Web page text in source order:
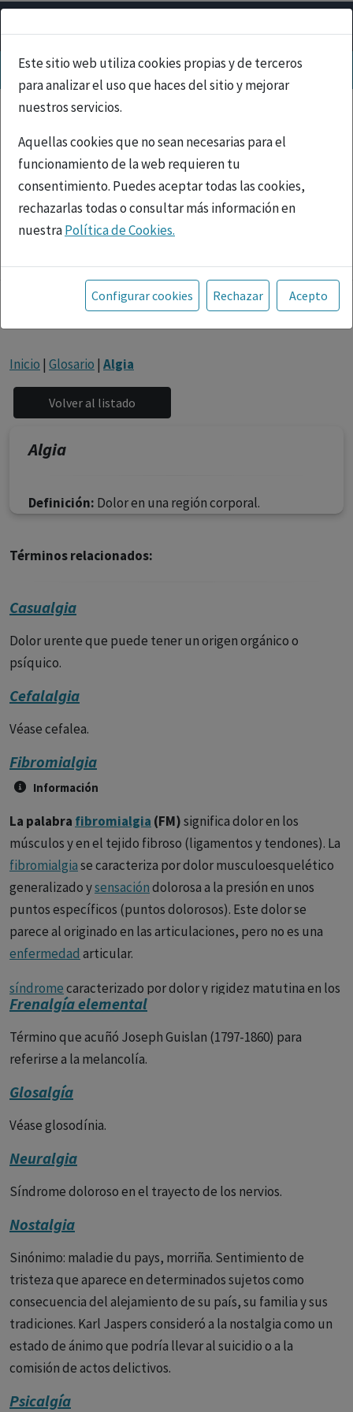
Este sitio web utiliza cookies propias y de terceros
para analizar el uso que haces del sitio y mejorar
nuestros servicios.
Aquellas cookies que no sean necesarias para el
funcionamiento de la web requieren tu
consentimiento. Puedes aceptar todas las cookies,
rechazarlas todas o consultar más información en
nuestraPolítica de Cookies.
Toda la información incluida en la Página Web está
referida a productos del mercado español y, por
tanto, dirigida a profesionales sanitarios legalmente
facultados para prescribir o dispensar medicamentos
fármacos se facilita a título meramente informativo,
siendo responsabilidad de los profesionales
facultados prescribir medicamentos y decidir, en cada
caso concreto, el tratamiento más adecuado a las
necesidades del paciente.
Configurar cookies Rechazar Acepto
Inicio | Glosario | Algia
Algia
Definición: Dolor en una región corporal.
Términos relacionados:
Casualgia
Dolor urente que puede tener un origen orgánico o
psíquico.
Cefalalgia
Véase cefalea.
Fibromialgia
Información
La palabra fibromialgia (FM)significa dolor en los
músculos y en el tejido fibroso (ligamentos y tendones). La
fibromialgiase caracteriza por dolor musculoesquelético
generalizado ysensacióndolorosa a la presión en unos
puntos específicos (puntos dolorosos). Este dolor se
parece al originado en las articulaciones, pero no es una
enfermedad articular.
síndromecaracterizado por dolor y rigidez matutina en los
músculos y tejidos fibrosos (ligamentos y tendones),
cansancio y dolor a la palpación en una serie de puntos
dolorosos (11 de los 18 existentes). No hay hallazgos en el
muy alto de estos pacientes son diagnosticados de
depresión. Algunos lo considera una variante del
médico suele decir “me duele todo”, pero otras veces es
referido como quemazón, molestia o desazón. Con
nivel de actividad, los cambios climáticos, la falta de
o elestrés .
Además del dolor, la fibromialgia ocasiona muchos otros
síntomas: el 90% de los pacientes tienencansancio, el 70-
80% trastornos delsueñoy hasta un 25%ansiedad o
depresión.
Frenalgía elemental
Término que acuñó Joseph Guislan (1797-1860) para
referirse a la melancolía.
Glosalgía
Véase glosodínia.
Neuralgia
Síndrome doloroso en el trayecto de los nervios.
Nostalgia
Sinónimo: maladie du pays, morriña. Sentimiento de
tristeza que aparece en determinados sujetos como
consecuencia del alejamiento de su país, su familia y sus
tradiciones. Karl Jaspers consideró a la nostalgia como un
estado de ánimo que podría llevar al suicidio o a la
comisión de actos delictivos.
Psicalgía